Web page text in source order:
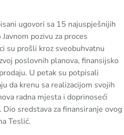
ugovori sa 15 najuspješnijih
pozivu za proces
su prošli kroz sveobuhvatnu
poslovnih planova, finansijsko
U petak su potpisali
da krenu sa realizacijom svojih
radna mjesta i doprinoseći
sredstava za finansiranje ovog
Teslić.